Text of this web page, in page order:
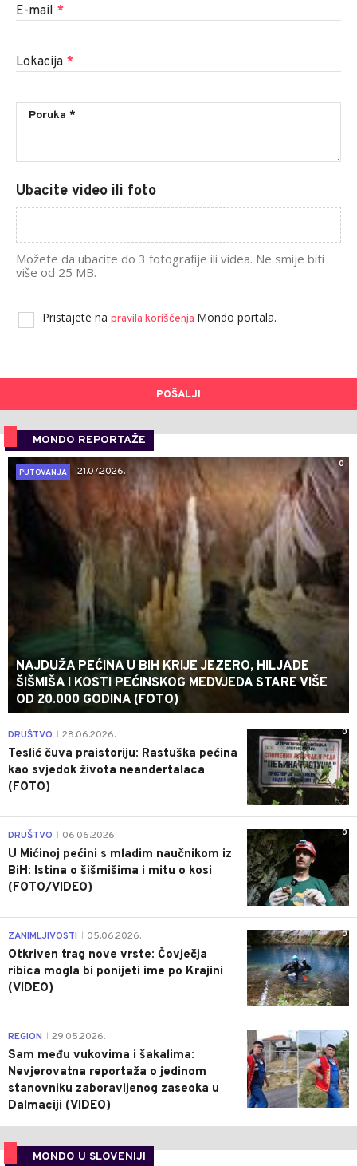
E-mail *
Lokacija *
Ubacite video ili foto
Možete da ubacite do 3 fotografije ili videa. Ne smije biti
više od 25 MB.
Pristajete na pravila korišćenja Mondo portala.
POŠALJI
MONDO REPORTAŽE
0
PUTOVANJA
21.07.2026.
NAJDUŽA PEĆINA U BIH KRIJE JEZERO, HILJADE
ŠIŠMIŠA I KOSTI PEĆINSKOG MEDVJEDA STARE VIŠE
OD 20.000 GODINA (FOTO)
0
DRUŠTVO 28.06.2026.
Teslić čuva praistoriju: Rastuška pećina
kao svjedok života neandertalaca
(FOTO)
0
DRUŠTVO 06.06.2026.
U Mićinoj pećini s mladim naučnikom iz
BiH: Istina o šišmišima i mitu o kosi
(FOTO/VIDEO)
0
ZANIMLJIVOSTI 05.06.2026.
Otkriven trag nove vrste: Čovječja
ribica mogla bi ponijeti ime po Krajini
(VIDEO)
0
REGION 29.05.2026.
Sam među vukovima i šakalima:
Nevjerovatna reportaža o jedinom
stanovniku zaboravljenog zaseoka u
Dalmaciji (VIDEO)
MONDO U SLOVENIJI